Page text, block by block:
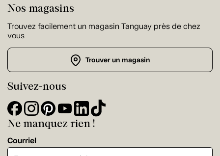
Nos magasins
Trouvez facilement un magasin Tanguay près de chez
vous
Trouver un magasin
Suivez-nous
Ne manquez rien !
Courriel